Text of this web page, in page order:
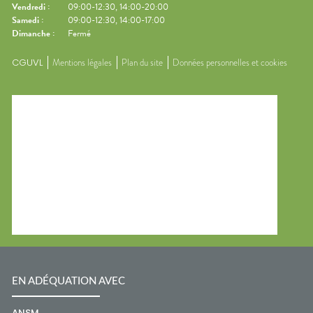
Vendredi :
09:00-12:30, 14:00-20:00
Samedi :
09:00-12:30, 14:00-17:00
Dimanche : Fermé
CGUVL Mentions légales Plan du site Données personnelles et cookies
EN ADÉQUATION AVEC